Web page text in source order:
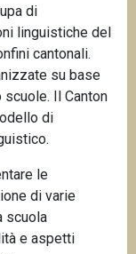
di
linguistiche del
cantonali.
su base
Il Canton
di
le
di varie
scuola
e aspetti